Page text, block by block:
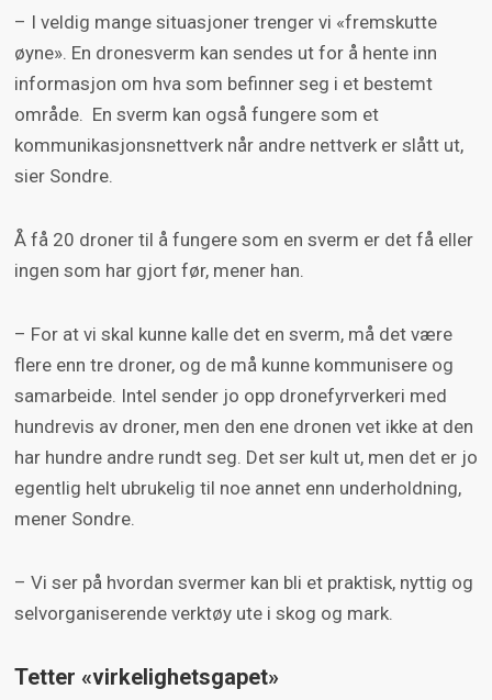
forskningsprosjekt for autonome systemer,
det vil si systemer som som kan løse
oppgaver på egen hånd. Operatøren trenger
bare å gripe inn hvis noe galt skjer.
Prosjektet har utviklet forskningsfarkoster
omgivelser, samarbeide og ta beslutninger.
Systemet kan brukes både på droner, fly, båter,
FFI samarbeider med industrien og Forsvaret
for å finne systemer Forsvaret kan bruke.
– I veldig mange situasjoner trenger vi «fremskutte
øyne». En dronesverm kan sendes ut for å hente inn
informasjon om hva som befinner seg i et bestemt
område. En sverm kan også fungere som et
kommunikasjonsnettverk når andre nettverk er slått ut,
sier Sondre.
Å få 20 droner til å fungere som en sverm er det få eller
ingen som har gjort før, mener han.
– For at vi skal kunne kalle det en sverm, må det være
flere enn tre droner, og de må kunne kommunisere og
samarbeide. Intel sender jo opp dronefyrverkeri med
hundrevis av droner, men den ene dronen vet ikke at den
har hundre andre rundt seg. Det ser kult ut, men det er jo
egentlig helt ubrukelig til noe annet enn underholdning,
mener Sondre.
– Vi ser på hvordan svermer kan bli et praktisk, nyttig og
selvorganiserende verktøy ute i skog og mark.
Tetter «virkelighetsgapet»